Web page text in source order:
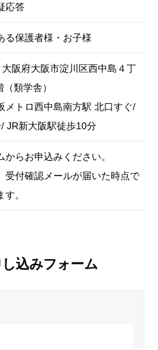
応答
る保護者様・お子様
阪府大阪市淀川区西中島４丁
類学舎）
メトロ西中島南方駅 北口すぐ/
JR新大阪駅徒歩10分
らお申込みください。
受付確認メールが届いた時点で
。
込みフォーム